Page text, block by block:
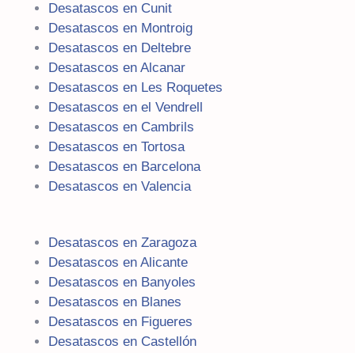
Desatascos en Cunit
Desatascos en Montroig
Desatascos en Deltebre
Desatascos en Alcanar
Desatascos en Les Roquetes
Desatascos en el Vendrell
Desatascos en Cambrils
Desatascos en Tortosa
Desatascos en Barcelona
Desatascos en Valencia
Desatascos en Zaragoza
Desatascos en Alicante
Desatascos en Banyoles
Desatascos en Blanes
Desatascos en Figueres
Desatascos en Castellón